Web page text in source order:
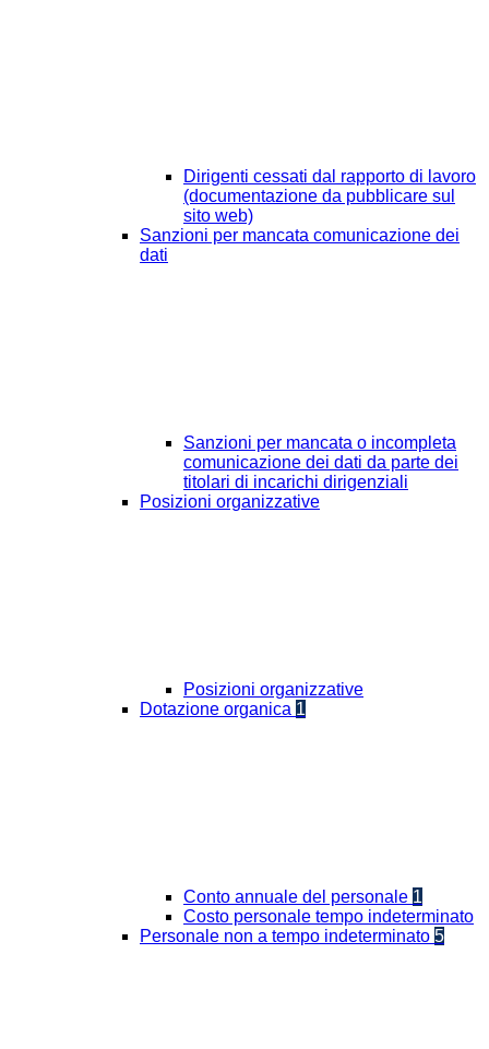
Dirigenti cessati dal rapporto di lavoro
(documentazione da pubblicare sul
sito web)
Sanzioni per mancata comunicazione dei
dati
Sanzioni per mancata o incompleta
comunicazione dei dati da parte dei
titolari di incarichi dirigenziali
Posizioni organizzative
Posizioni organizzative
Dotazione organica 1
Conto annuale del personale 1
Costo personale tempo indeterminato
Personale non a tempo indeterminato 5